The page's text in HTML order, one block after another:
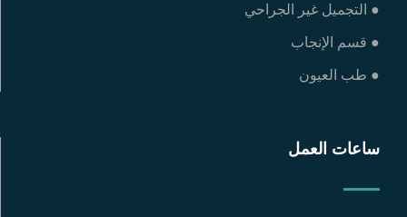
● التجميل غير الجراحي
● قسم الإنجاب
● طب العيون
ساعات العمل